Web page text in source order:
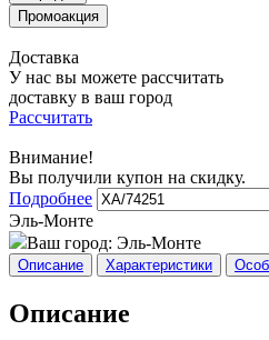
Доставка
У нас вы можете рассчитать
доставку в ваш город
Рассчитать
Внимание!
Вы получили купон на скидку.
Подробнее
Эль-Монте
Ваш город: Эль-Монте
Описание Характеристики
Описание